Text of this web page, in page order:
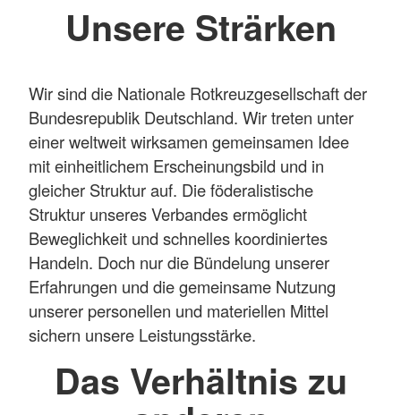
Unsere Strärken
Wir sind die Nationale Rotkreuzgesellschaft der
Bundesrepublik Deutschland. Wir treten unter
einer weltweit wirksamen gemeinsamen Idee
mit einheitlichem Erscheinungsbild und in
gleicher Struktur auf. Die föderalistische
Struktur unseres Verbandes ermöglicht
Beweglichkeit und schnelles koordiniertes
Handeln. Doch nur die Bündelung unserer
Erfahrungen und die gemeinsame Nutzung
unserer personellen und materiellen Mittel
sichern unsere Leistungsstärke.
Das Verhältnis zu